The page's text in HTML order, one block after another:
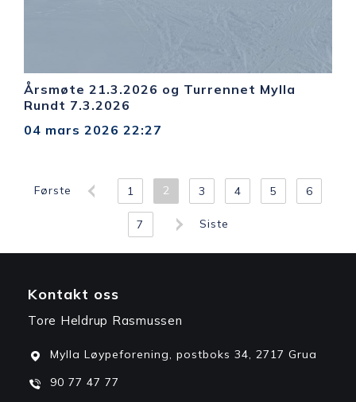
Årsmøte 21.3.2026 og Turrennet Mylla
Rundt 7.3.2026
04 mars 2026 22:27
Første 1 2 3 4 5 6
7 Siste
Kontakt oss
Tore Heldrup Rasmussen
Mylla Løypeforening, postboks 34, 2717 Grua
90 77 47 77